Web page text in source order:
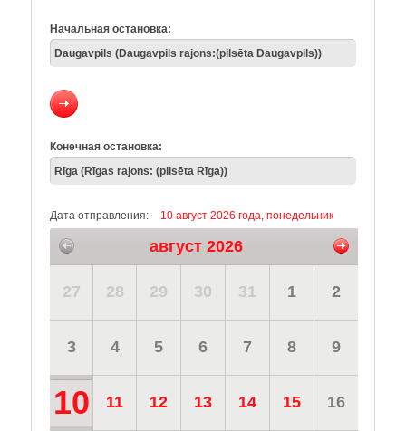
Начальная остановка:
Конечная остановка:
Дата отправления: 10 август 2026 года, понедельник
август 2026
27 28 29 30 31 1 2
3 4 5 6 7 8 9
10 11 12 13 14 15 16